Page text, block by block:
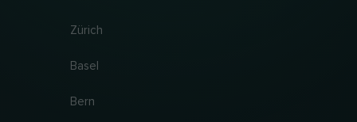
Zürich
Basel
Bern